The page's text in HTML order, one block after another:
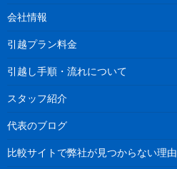
会社情報
引越プラン料金
引越し手順・流れについて
スタッフ紹介
代表のブログ
比較サイトで弊社が見つからない理由